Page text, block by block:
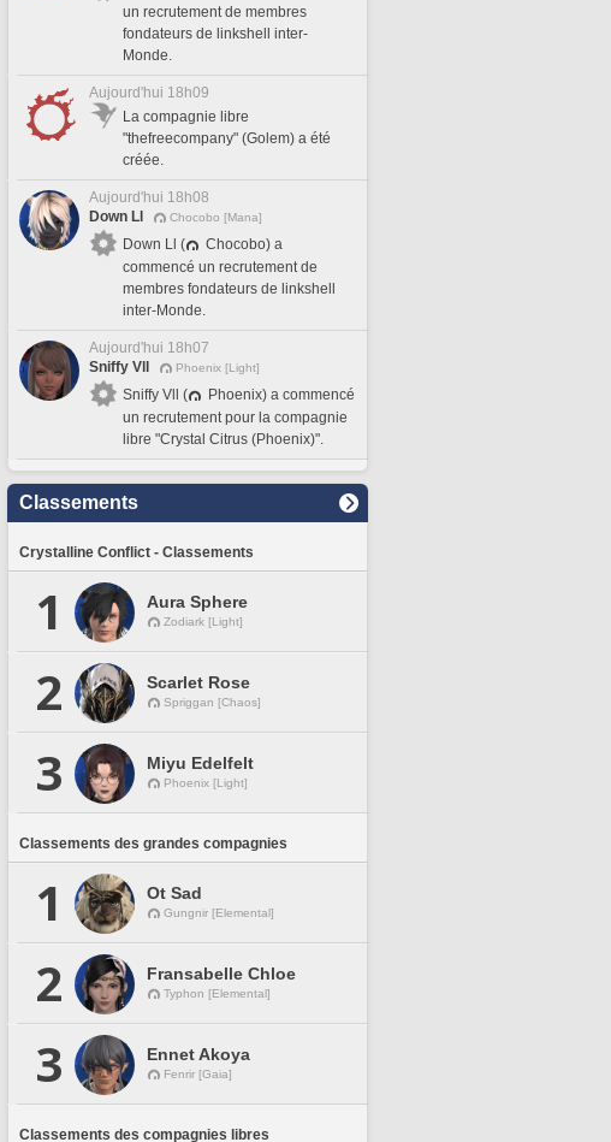
un recrutement de membres
fondateurs de linkshell inter-
Monde.
Aujourd'hui 18h09
La compagnie libre
"thefreecompany" (Golem) a été
créée.
Aujourd'hui 18h08
Down Ll
Chocobo [Mana]
Down Ll (
Chocobo) a
commencé un recrutement de
membres fondateurs de linkshell
inter-Monde.
Aujourd'hui 18h07
Sniffy Vll
Phoenix [Light]
Sniffy Vll (
Phoenix) a commencé
un recrutement pour la compagnie
libre "Crystal Citrus (Phoenix)".
Classements
Crystalline Conflict - Classements
1 Aura Sphere
Zodiark [Light]
2 Scarlet Rose
Spriggan [Chaos]
3 Miyu Edelfelt
Phoenix [Light]
Classements des grandes compagnies
1 Ot Sad
Gungnir [Elemental]
2 Fransabelle Chloe
Typhon [Elemental]
3 Ennet Akoya
Fenrir [Gaia]
Classements des compagnies libres